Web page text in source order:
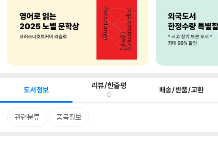
도서정보 리뷰/한줄평
0 배송/반품/교환
관련분류 품목정보